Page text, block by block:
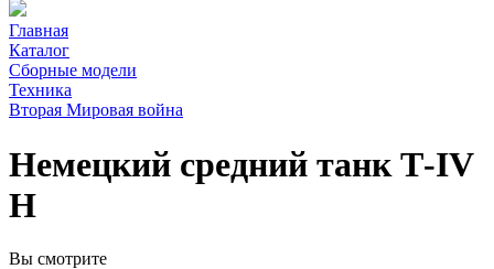
Главная
Каталог
Сборные модели
Техника
Вторая Мировая война
Немецкий средний танк Т-IV
H
Вы смотрите